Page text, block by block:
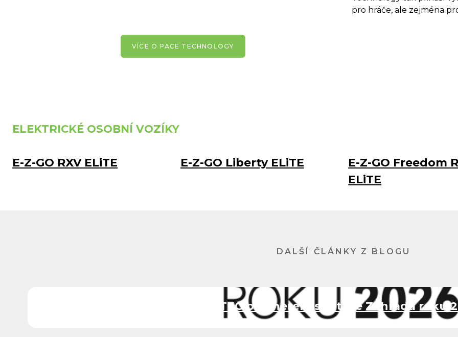
pro hráče, ale zejména
VÍCE O PACE TECHNOLOGY
ELEKTRICKÉ OSOBNÍ VOZÍKY
E-Z-GO RXV ELiTE E-Z-GO Liberty ELiTE
E-Z-GO Freedom
ELiTE
DALŠÍ ČLÁNKY Z BLOGU
ITTEC partnerem soutěže Zahrada roku